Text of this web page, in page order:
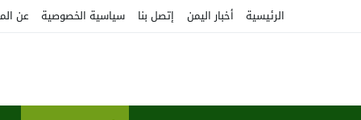
الرئيسية أخبار اليمن إتصل بنا سياسية الخصوصية عن